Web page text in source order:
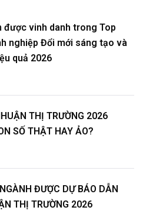
vinh danh trong Top
nghiệp Đổi mới sáng tạo và
quả 2026
THỊ TRƯỜNG 2026
SỐ THẬT HAY ẢO?
ĐƯỢC DỰ BÁO DẪN
THỊ TRƯỜNG 2026